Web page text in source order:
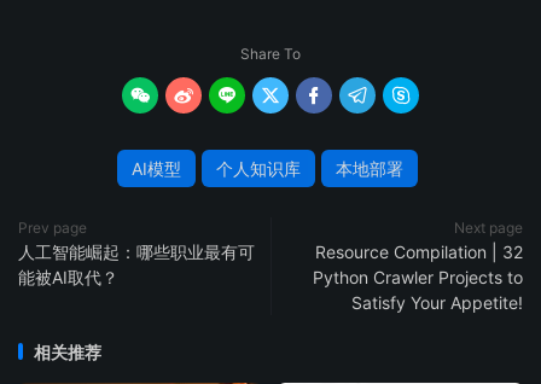
Share To
      
AI模型 个人知识库 本地部署
Prev page
人工智能崛起：哪些职业最有可
能被AI取代？
Next page
Resource Compilation | 32
Python Crawler Projects to
Satisfy Your Appetite!
相关推荐